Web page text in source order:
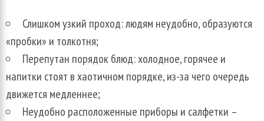
Слишком узкий проход: людям неудобно, образуются
«пробки» и толкотня;
Перепутан порядок блюд: холодное, горячее и
напитки стоят в хаотичном порядке, из-за чего очередь
движется медленнее;
Неудобно расположенные приборы и салфетки –